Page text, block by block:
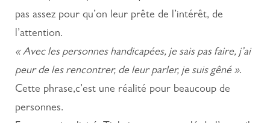
pas assez pour qu’on leur prête de l’intérêt, de
l’attention.
« Avec les personnes handicapées, je sais pas faire, j’ai
peur de les rencontrer, de leur parler, je suis gêné ».
Cette phrase,c’est une réalité pour beaucoup de
personnes.